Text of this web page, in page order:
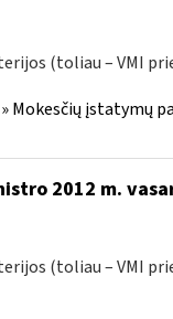
(toliau – VMI
Mokesčių įstatymų
2012 m.
(toliau – VMI